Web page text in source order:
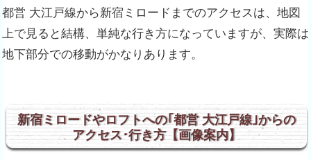
都営 大江戸線から新宿ミロードまでのアクセスは、地図
上で見ると結構、単純な行き方になっていますが、実際は
地下部分での移動がかなりあります。
新宿ミロードやロフトへの｢都営 大江戸線｣からの
アクセス･行き方【画像案内】